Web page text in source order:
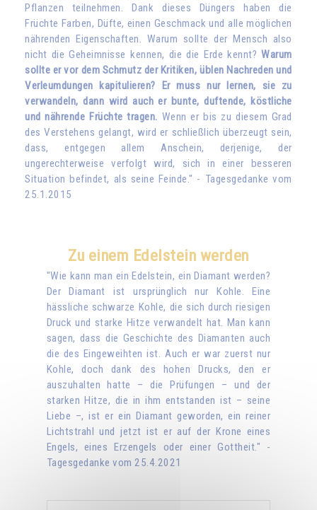
Pflanzen teilnehmen. Dank dieses Düngers haben die
Früchte Farben, Düfte, einen Geschmack und alle möglichen
nährenden Eigenschaften. Warum sollte der Mensch also
nicht die Geheimnisse kennen, die die Erde kennt?Warum
sollte er vor dem Schmutz der Kritiken, üblen Nachreden und
Verleumdungen kapitulieren? Er muss nur lernen, sie zu
verwandeln, dann wird auch er bunte, duftende, köstliche
und nährende Früchte tragen. Wenn er bis zu diesem Grad
des Verstehens gelangt, wird er schließlich überzeugt sein,
dass, entgegen allem Anschein, derjenige, der
ungerechterweise verfolgt wird, sich in einer besseren
Situation befindet, als seine Feinde." - Tagesgedanke vom
25.1.2015
Zu einem Edelstein werden
"Wie kann man ein Edelstein, ein Diamant werden?
Der Diamant ist ursprünglich nur Kohle. Eine
hässliche schwarze Kohle, die sich durch riesigen
Druck und starke Hitze verwandelt hat. Man kann
sagen, dass die Geschichte des Diamanten auch
die des Eingeweihten ist. Auch er war zuerst nur
Kohle, doch dank des hohen Drucks, den er
auszuhalten hatte – die Prüfungen – und der
starken Hitze, die in ihm entstanden ist – seine
Liebe –, ist er ein Diamant geworden, ein reiner
Lichtstrahl und jetzt ist er auf der Krone eines
Engels, eines Erzengels oder einer Gottheit." -
Tagesgedanke vom 25.4.2021